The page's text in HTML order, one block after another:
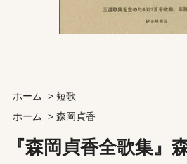
ホーム > 短歌
ホーム
> 森岡貞香
『森岡貞香全歌集』